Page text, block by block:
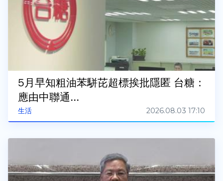
生活
5月早知粗油苯駢芘超標挨批隱匿 台糖：
應由中聯通...
2026.08.03 17:10